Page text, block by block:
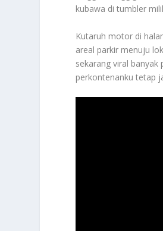
kubawa di tumbler
Kutaruh motor di
areal parkir menuju
sekarang viral
perkontenanku tetap